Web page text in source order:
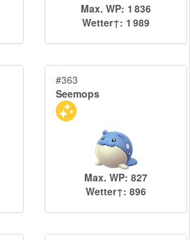
Max. WP: 1 836
Wetter↑: 1 989
#363
Seemops
Max. WP: 827
Wetter↑: 896